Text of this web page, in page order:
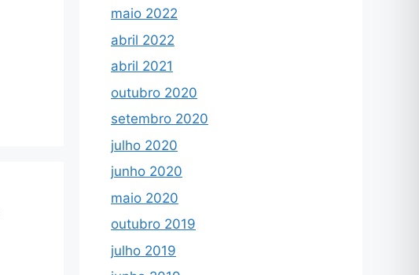
maio 2022
abril 2022
abril 2021
outubro 2020
setembro 2020
julho 2020
junho 2020
maio 2020
outubro 2019
julho 2019